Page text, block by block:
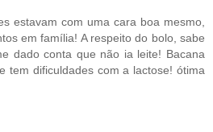
estavam com uma cara boa mesmo,
em família! A respeito do bolo, sabe
dado conta que não ia leite! Bacana
tem dificuldades com a lactose! ótima